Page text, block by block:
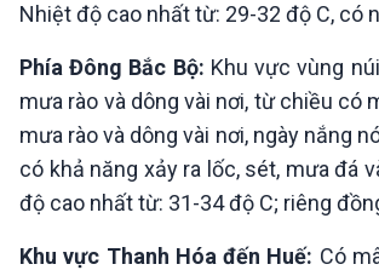
Nhiệt độ cao nhất từ: 29-32 độ C, có
Phía Đông Bắc Bộ: Khu vực vùng
mưa rào và dông vài nơi, từ chiều có
mưa rào và dông vài nơi, ngày nắng
có khả năng xảy ra lốc, sét, mưa đá
độ cao nhất từ: 31-34 độ C; riêng
Khu vực Thanh Hóa đến Huế: Có